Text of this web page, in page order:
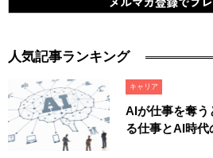
人気記事ランキング
キャリア
AIが仕事を奪う
る仕事とAI時代